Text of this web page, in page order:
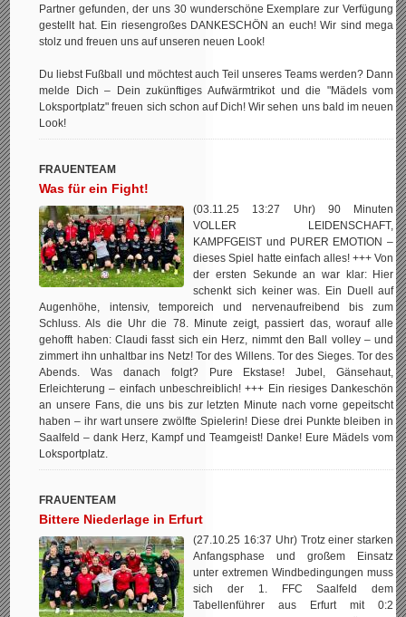
Partner gefunden, der uns 30 wunderschöne Exemplare zur Verfügung
gestellt hat. Ein riesengroßes DANKESCHÖN an euch! Wir sind mega
stolz und freuen uns auf unseren neuen Look!
Du liebst Fußball und möchtest auch Teil unseres Teams werden? Dann
melde Dich – Dein zukünftiges Aufwärmtrikot und die "Mädels vom
Loksportplatz" freuen sich schon auf Dich! Wir sehen uns bald im neuen
Look!
FRAUENTEAM
Was für ein Fight!
(03.11.25 13:27 Uhr) 90 Minuten
VOLLER LEIDENSCHAFT,
KAMPFGEIST und PURER EMOTION –
dieses Spiel hatte einfach alles! +++ Von
der ersten Sekunde an war klar: Hier
schenkt sich keiner was. Ein Duell auf
Augenhöhe, intensiv, temporeich und nervenaufreibend bis zum
Schluss. Als die Uhr die 78. Minute zeigt, passiert das, worauf alle
gehofft haben: Claudi fasst sich ein Herz, nimmt den Ball volley – und
zimmert ihn unhaltbar ins Netz! Tor des Willens. Tor des Sieges. Tor des
Abends. Was danach folgt? Pure Ekstase! Jubel, Gänsehaut,
Erleichterung – einfach unbeschreiblich! +++ Ein riesiges Dankeschön
an unsere Fans, die uns bis zur letzten Minute nach vorne gepeitscht
haben – ihr wart unsere zwölfte Spielerin! Diese drei Punkte bleiben in
Saalfeld – dank Herz, Kampf und Teamgeist! Danke! Eure Mädels vom
Loksportplatz.
FRAUENTEAM
Bittere Niederlage in Erfurt
(27.10.25 16:37 Uhr) Trotz einer starken
Anfangsphase und großem Einsatz
unter extremen Windbedingungen muss
sich der 1. FFC Saalfeld dem
Tabellenführer aus Erfurt mit 0:2